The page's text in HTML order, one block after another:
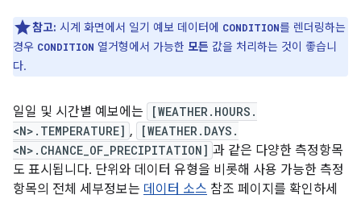
참고: 시계 화면에서 일기 예보 데이터에 CONDITION를 렌더링하는
경우 CONDITION 열거형에서 가능한 모든 값을 처리하는 것이 좋습니
다.
일일 및 시간별 예보에는
[WEATHER.HOURS.
<N>.TEMPERATURE] ,
[WEATHER.DAYS.
<N>.CHANCE_OF_PRECIPITATION] 과 같은 다양한 측정항목
도 표시됩니다. 단위와 데이터 유형을 비롯해 사용 가능한 측정
항목의 전체 세부정보는 데이터 소스 참조 페이지를 확인하세